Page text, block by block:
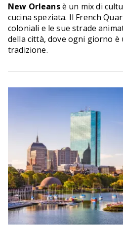
New Orleansè un mix di
cucina speziata. Il French
coloniali e le sue strade
della città, dove ogni giorno
tradizione.